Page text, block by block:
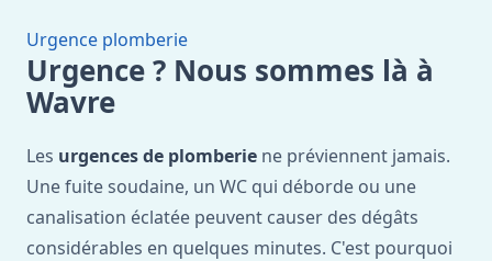
Urgence plomberie
Urgence ? Nous sommes là à
Wavre
Les urgences de plomberie ne préviennent jamais.
Une fuite soudaine, un WC qui déborde ou une
canalisation éclatée peuvent causer des dégâts
considérables en quelques minutes. C'est pourquoi